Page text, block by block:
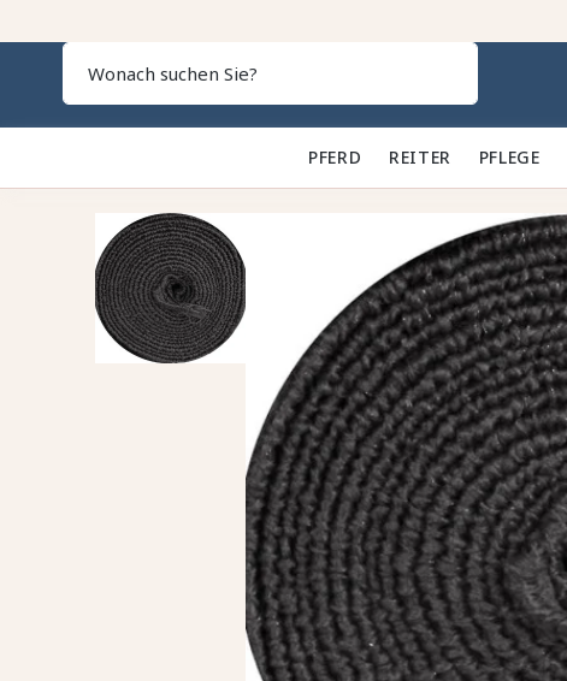
PFERD 🐎 REITER 👕 PFLEGE 🪮